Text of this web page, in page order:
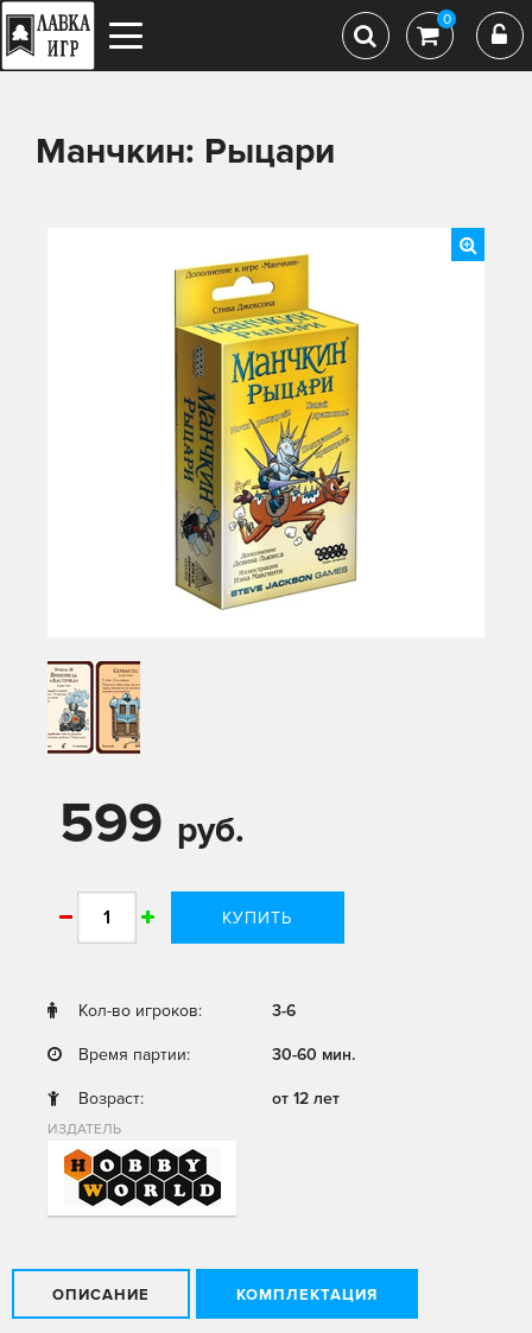
0
Манчкин: Рыцари
599 руб.
КУПИТЬ
Кол-во игроков: 3-6
Время партии: 30-60 мин.
Возраст: от 12 лет
ИЗДАТЕЛЬ
ОПИСАНИЕ КОМПЛЕКТАЦИЯ